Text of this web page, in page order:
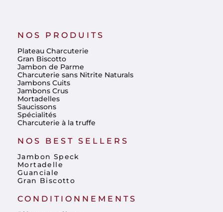
NOS PRODUITS
Plateau Charcuterie
Gran Biscotto
Jambon de Parme
Charcuterie sans Nitrite Naturals
Jambons Cuits
Jambons Crus
Mortadelles
Saucissons
Spécialités
Charcuterie à la truffe
NOS BEST SELLERS
Jambon Speck
Mortadelle
Guanciale
Gran Biscotto
CONDITIONNEMENTS